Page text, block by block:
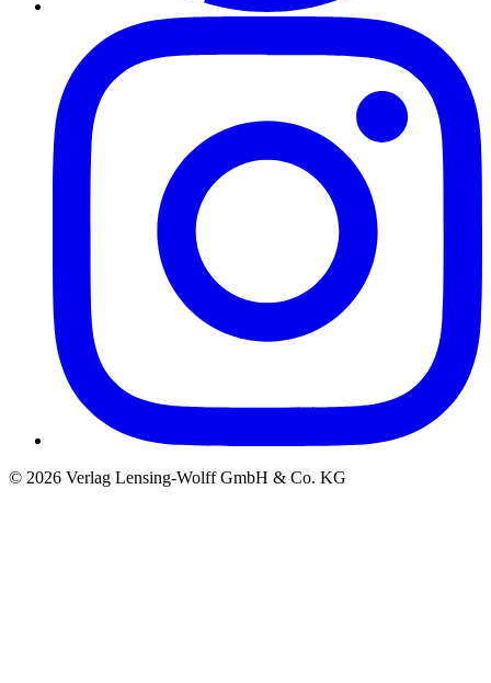
© 2026 Verlag Lensing-Wolff GmbH & Co. KG